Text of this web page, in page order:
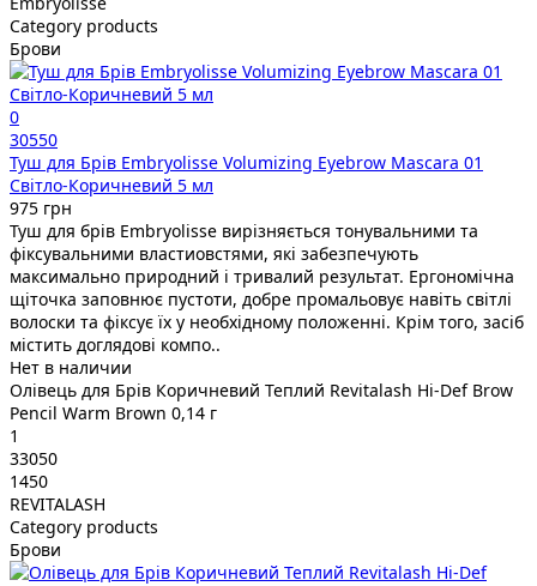
Category products
Брови
0
30550
Туш для Брів Embryolisse Volumizing Eyebrow Mascara 01
Світло-Коричневий 5 мл
975 грн
Туш для брів Embryolisse вирізняється тонувальними та
фіксувальними властиовстями, які забезпечують
максимально природний і тривалий результат. Ергономічна
щіточка заповнює пустоти, добре промальовує навіть світлі
волоски та фіксує їх у необхідному положенні. Крім того, засіб
містить доглядові компо..
Нет в наличии
Олівець для Брів Коричневий Теплий Revitalash Hi-Def Brow
Pencil Warm Brown 0,14 г
1
33050
1450
REVITALASH
Category products
Брови